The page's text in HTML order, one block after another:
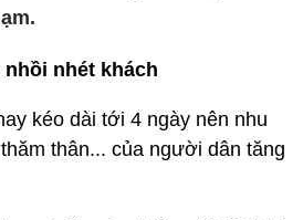
nhồi nhét khách
kéo dài tới 4 ngày nên nhu
thân... của người dân tăng